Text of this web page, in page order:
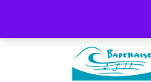
content